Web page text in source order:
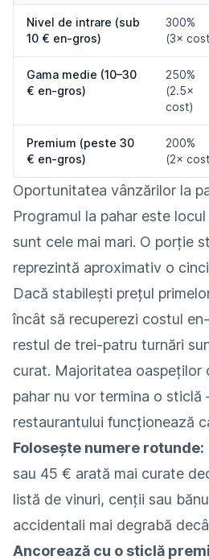
Nivel de intrare (sub
10 € en-gros)
300%
(3×
Gama medie (10–30
€ en-gros)
250%
(2.5×
cost)
Premium (peste 30
€ en-gros)
200%
(2×
Oportunitatea vânzărilor la
Programul la pahar este
sunt cele mai mari. O porție
reprezintă aproximativ o
Dacă stabilești prețul
încât să recuperezi costul
restul de trei-patru turnări
curat. Majoritatea oaspeților
pahar nu vor termina o
restaurantului funcționează
Folosește numere rotunde:
sau 45 € arată mai curate
listă de vinuri, cenții sau
accidentali mai degrabă
Ancorează cu o sticlă